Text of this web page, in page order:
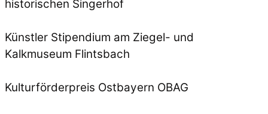
historischen Singerhof
Künstler Stipendium am Ziegel- und
Kalkmuseum Flintsbach
Kulturförderpreis Ostbayern OBAG